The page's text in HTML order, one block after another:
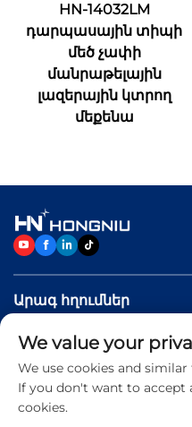
HN-14032LM
դարպասային տիպի
մեծ չափի
մանրաթելային
լազերային կտրող
մեքենա
Արագ հղումներ
ԱՊՐԱՆՔՆԵՐ
Կապվեք մեզ հետ
We value your
We use cookies and
If you don't want to accept
cookies.